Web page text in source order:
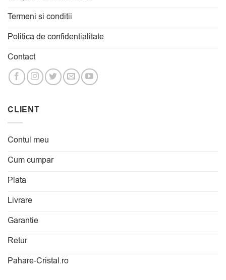
Termeni si conditii
Politica de confidentialitate
Contact
CLIENT
Contul meu
Cum cumpar
Plata
Livrare
Garantie
Retur
Pahare-Cristal.ro